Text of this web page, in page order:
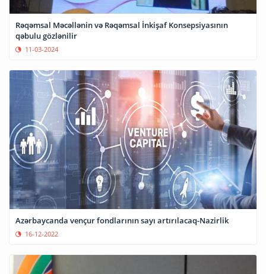
Rəqəmsal Məcəllənin və Rəqəmsal İnkişaf Konsepsiyasının
qəbulu gözlənilir
11-03-2024
Azərbaycanda vençur fondlarının sayı artırılacaq-Nazirlik
16-12-2022